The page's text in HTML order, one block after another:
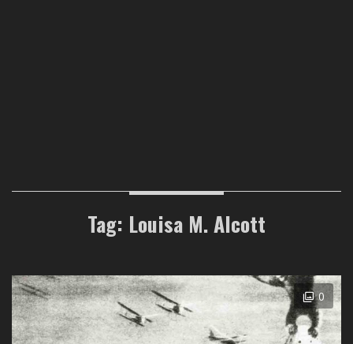
Tag: Louisa M. Alcott
0